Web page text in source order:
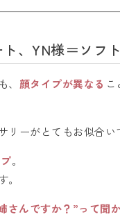
、YN様＝ソフ
顔タイプが異なる
ーがとてもお似合い
。
さんですか？”って聞